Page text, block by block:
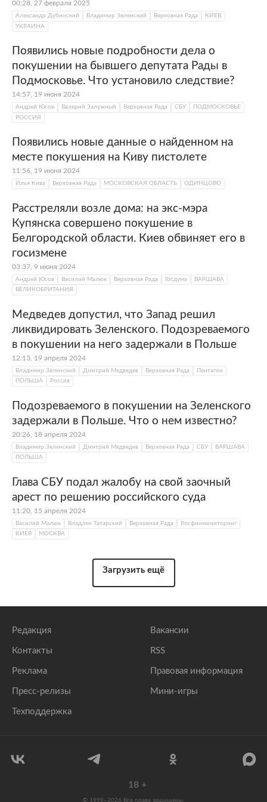
Киву заподозрили в госизмене, затем его
объявили
00:28, 27 февраля 2025
Александр Дубинский Владимир Зеленский Верховная Рада
КИЕВ
УКРАИНА
Появились новые подробности дела о
покушении на бывшего депутата Рады в
Подмосковье. Что установило следствие?
14:57, 19 июня 2024
Андрей Юсов Валерий Залужный Верховная Рада СБУ
ПОДМОСКОВЬЕ
РОССИЯ
Появились новые данные о найденном на
месте покушения на Киву пистолете
11:56, 19 июня 2024
Илья Кива Верховная Рада МОСКОВСКАЯ ОБЛАСТЬ ОДИНЦОВО
Расстреляли возле дома: на экс-мэра
Купянска совершено покушение в
Белгородской области. Киев обвиняет его в
госизмене
03:37, 9 июня 2024
Андрей Юсов Василий Малюк Верховная Рада Госдума
ВАРШАВА
ВЕЛИКОБРИТАНИЯ
Медведев допустил, что Запад решил
ликвидировать Зеленского. Подозреваемого
в покушении на него задержали в Польше
12:13, 19 апреля 2024
Владимир Зеленский Дмитрий Медведев Верховная Рада
Пентагон
ПОЛЬША
Россия
Подозреваемого в покушении на Зеленского
задержали в Польше. Что о нем известно?
20:26, 18 апреля 2024
Владимир Зеленский Дмитрий Медведев Верховная Рада СБУ
ВАРШАВА
ПОЛЬША
Глава СБУ подал жалобу на свой заочный
арест по решению российского суда
11:20, 15 апреля 2024
Василий Малюк Владлен Татарский Верховная Рада
Росфинмониторинг
КИЕВ
МОСКВА
Загрузить ещё
Редакция
Контакты
Реклама
Пресс-релизы
Техподдержка
Вакансии
RSS
Правовая информация
Мини-игры
18 +
© 1999–2026 Все права защищены.